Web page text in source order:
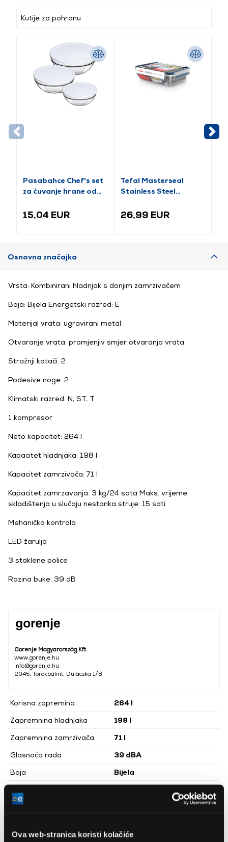
Ova web-stranica koristi kolačiće
Kutije za pohranu
Pasabahce Chef's set
za čuvanje hrane od
poklopcem (97314)
15,04 EUR
Tefal Masterseal
Stainless Steel
kutija za pohranu
26,99 EUR
Osnovna značajka
Gorenje Magyarország Kft.
www.gorenje.hu
info@gorenje.hu
2045, Törökbálint, Dulácska 1/B
Korisna zapremina
264 l
Zapremnina hladnjaka
198 l
Zapremnina zamrzivača
71 l
Glasnoća rada
39 dBA
Boja
Bijela
Godišnja potrošnja energije
Vrsta: Kombinirani hladnjak s donjim zamrzivačem
Boja: Bijela Energetski razred: E
Materijal vrata: ugravirani metal
Otvaranje vrata: promjenjiv smjer otvaranja vrata
Stražnji kotači: 2
Podesive noge: 2
Klimatski razred: N, ST, T
1 kompresor
Neto kapacitet: 264 l
Kapacitet hladnjaka: 198 l
Kapacitet zamrzivača: 71 l
Kapacitet zamrzavanja: 3 kg/24 sata Maks. vrijeme
skladištenja u slučaju nestanka struje: 15 sati
Mehanička kontrola
LED žarulja
3 staklene police
Razina buke: 39 dB